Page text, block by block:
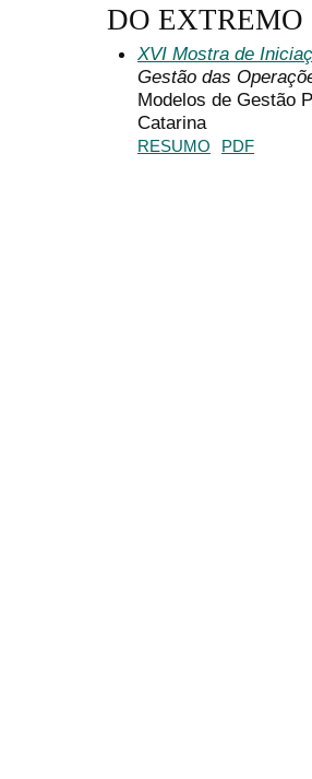
DO EXTREMO
XVI Mostra de
Gestão das
Modelos de Gestão
Catarina
RESUMO PDF